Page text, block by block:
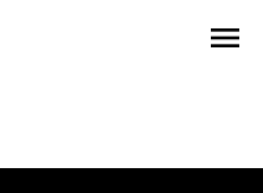
menu